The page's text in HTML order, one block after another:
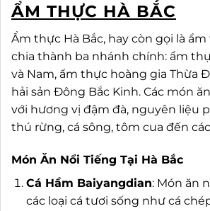
ẨM THỰC HÀ BẮC
Ẩm thực Hà Bắc, hay còn gọi là
chia thành ba nhánh chính: ẩm
và Nam, ẩm thực hoàng gia Thừa
hải sản Đông Bắc Kinh. Các món
với hương vị đậm đà, nguyên liệu
thú rừng, cá sông, tôm cua đến
Món Ăn Nổi Tiếng Tại Hà Bắc
Cá Hầm Baiyangdian: Món ăn
các loại cá tươi sống như cá